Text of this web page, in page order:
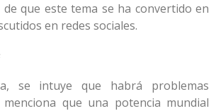
que este tema se ha convertido en
en redes sociales.
se intuye que habrá problemas
que una potencia mundial